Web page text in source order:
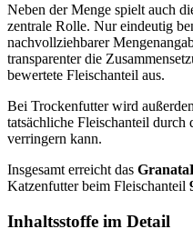
Neben der Menge spielt auch
zentrale Rolle. Nur eindeutig
nachvollziehbarer
transparenter die
bewertete Fleischanteil aus.
Bei Trockenfutter wird
tatsächliche Fleischanteil durch
verringern kann.
Insgesamt erreicht das
Katzenfutterbeim Fleischanteil
Inhaltsstoffe im Detail